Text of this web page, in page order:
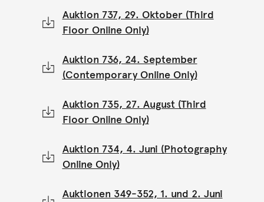
Auktion 737, 29. Oktober (Third
Floor Online Only)
Auktion 736, 24. September
(Contemporary Online Only)
Auktion 735, 27. August (Third
Floor Online Only)
Auktion 734, 4. Juni (Photography
Online Only)
Auktionen 349-352, 1. und 2. Juni